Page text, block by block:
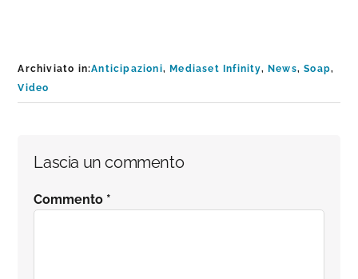
Archiviato in:Anticipazioni,Mediaset Infinity,News,Soap,
Video
Interazioni
del
Lascia un commento
Commento *